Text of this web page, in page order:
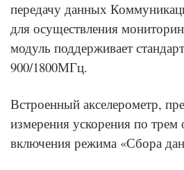
передачу данных
для осуществления
модуль поддерживает
900/1800МГц.
Встроенный акселерометр,
измерения ускорения по трем
включения режима «Сбора